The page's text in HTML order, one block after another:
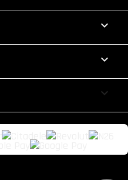


keyboard_arrow_down